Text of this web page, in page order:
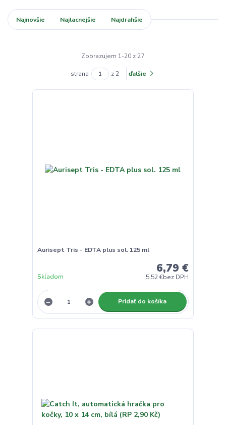
Najnovšie Najlacnejšie Najdrahšie
Zobrazujem 1-20 z 27
strana z 2 ďalšie
Aurisept Tris - EDTA plus sol. 125 ml
6,79 €
5,52 €bez DPH
Skladom
Pridať do košíka